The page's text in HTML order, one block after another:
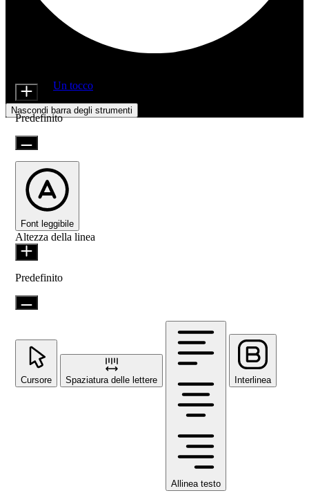
Offerto da Un tocco
Nascondi barra degli strumenti
Predefinito
Font leggibile
Altezza della linea
Predefinito
Cursore Spaziatura delle lettere
Allinea testo
Interlinea